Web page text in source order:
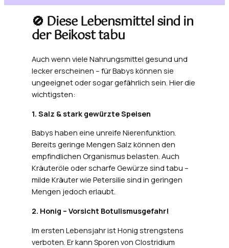
🚫 Diese Lebensmittel sind in
der Beikost tabu
Auch wenn viele Nahrungsmittel gesund und
lecker erscheinen – für Babys können sie
ungeeignet oder sogar gefährlich sein. Hier die
wichtigsten:
1. Salz & stark gewürzte Speisen
Babys haben eine unreife Nierenfunktion.
Bereits geringe Mengen Salz können den
empfindlichen Organismus belasten. Auch
Kräuteröle oder scharfe Gewürze sind tabu –
milde Kräuter wie Petersilie sind in geringen
Mengen jedoch erlaubt.
2. Honig – Vorsicht Botulismusgefahr!
Im ersten Lebensjahr ist Honig strengstens
verboten. Er kann Sporen von Clostridium